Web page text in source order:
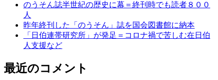
のうそん誌半世紀の歴史に幕＝終刊時でも読者８００
人
昨年終刊した「のうそん」誌を国会図書館に納本
「日伯連帯研究所」が発足＝コロナ禍で苦しむ在日伯
人支援など
最近のコメント